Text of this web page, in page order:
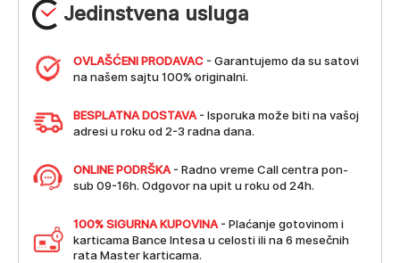
Jedinstvena usluga
OVLAŠĆENI PRODAVAC - Garantujemo da su satovi
na našem sajtu 100% originalni.
BESPLATNA DOSTAVA - Isporuka može biti na vašoj
adresi u roku od 2-3 radna dana.
ONLINE PODRŠKA - Radno vreme Call centra pon-
sub 09-16h. Odgovor na upit u roku od 24h.
100% SIGURNA KUPOVINA - Plaćanje gotovinom i
karticama Bance Intesa u celosti ili na 6 mesečnih
rata Master karticama.